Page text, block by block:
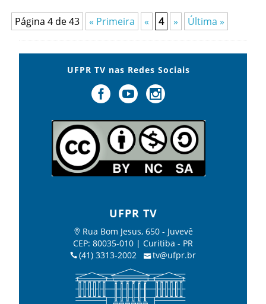
Página 4 de 43 « Primeira « 4 » Última »
UFPR TV nas Redes Sociais
UFPR TV
Rua Bom Jesus, 650 - Juvevê
CEP: 80035-010 | Curitiba - PR
(41) 3313-2002
tv@ufpr.br